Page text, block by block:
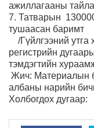
ажиллагааны
7. Татварын
тушаасан баримт
/Гүйлгээний утга
регистрийн
тэмдэгтийн
Жич: Материалын
албаны нарийн
Холбогдох дугаар: